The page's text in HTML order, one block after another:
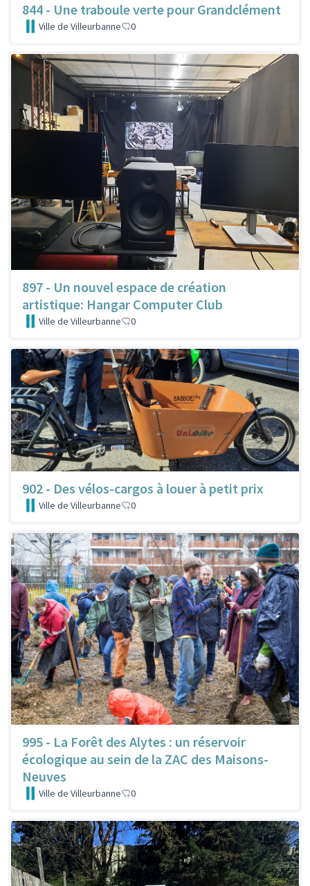
844 - Une traboule verte pour Grandclément
Ville de Villeurbanne 0
897 - Un nouvel espace de création
artistique: Hangar Computer Club
Ville de Villeurbanne 0
902 - Des vélos-cargos à louer à petit prix
Ville de Villeurbanne 0
995 - La Forêt des Alytes : un réservoir
écologique au sein de la ZAC des Maisons-
Neuves
Ville de Villeurbanne 0